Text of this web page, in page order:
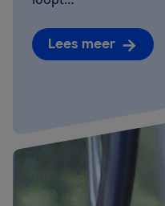
Lees meer